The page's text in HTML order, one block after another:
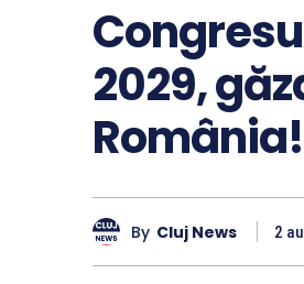
2029,
România!
By Cluj News 2